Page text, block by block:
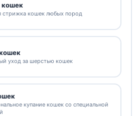
кошек
стрижка кошек любых пород
уход за шерстью кошек
купание кошек со специальной